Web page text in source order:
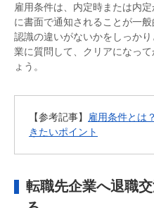
雇用条件は、内定時または内
に書面で通知されることが一
認識の違いがないかをしっか
業に質問して、クリアになっ
ょう。
【参考記事】
雇用条件とは
きたいポイント
転職先企業へ退職